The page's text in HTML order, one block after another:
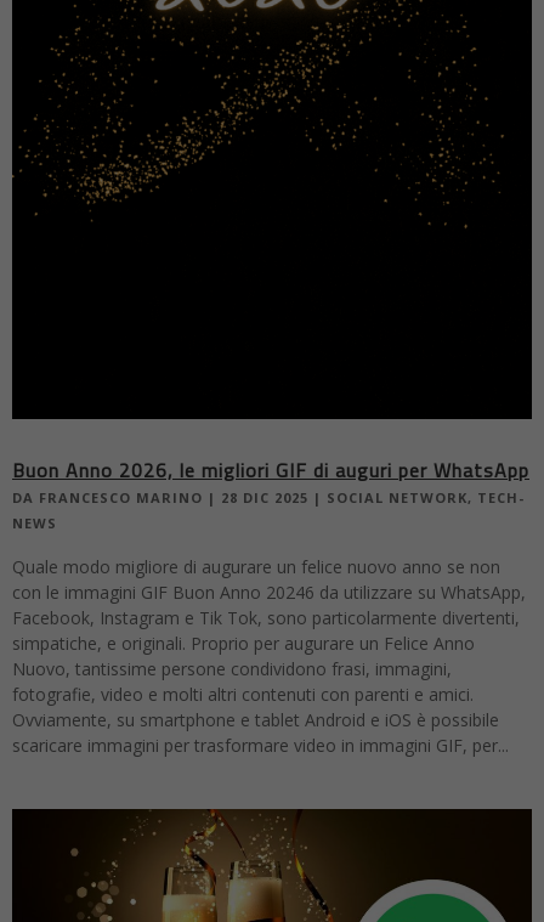
Buon Anno 2026, le migliori GIF di auguri per WhatsApp
DA FRANCESCO MARINO | 28 DIC 2025 | SOCIAL NETWORK, TECH-
NEWS
Quale modo migliore di augurare un felice nuovo anno se non
con le immagini GIF Buon Anno 20246 da utilizzare su WhatsApp,
Facebook, Instagram e Tik Tok, sono particolarmente divertenti,
simpatiche, e originali. Proprio per augurare un Felice Anno
Nuovo, tantissime persone condividono frasi, immagini,
fotografie, video e molti altri contenuti con parenti e amici.
Ovviamente, su smartphone e tablet Android e iOS è possibile
scaricare immagini per trasformare video in immagini GIF, per...